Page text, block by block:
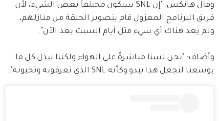
وقال هانكس: "إن SNL سيكون مختلفاً بعض الشيء، لأن
فريق البرنامج المعزول قام بتصوير الحلقة من منازلهم،
ولم يعد هناك أي شيء مثل أيام السبت بعد الآن".
وأضاف: "نحن لسنا مباشرةً على الهواء ولكننا نبذل كل ما
بوسعنا لنجعل هذا يبدو وكأنه SNL الذي تعرفونه وتحبونه".